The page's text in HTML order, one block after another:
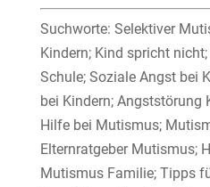
Suchworte: Selektiver
Kindern; Kind spricht
Schule; Soziale Angst bei
bei Kindern; Angststörung
Hilfe bei Mutismus;
Elternratgeber Mutismus;
Mutismus Familie; Tipps